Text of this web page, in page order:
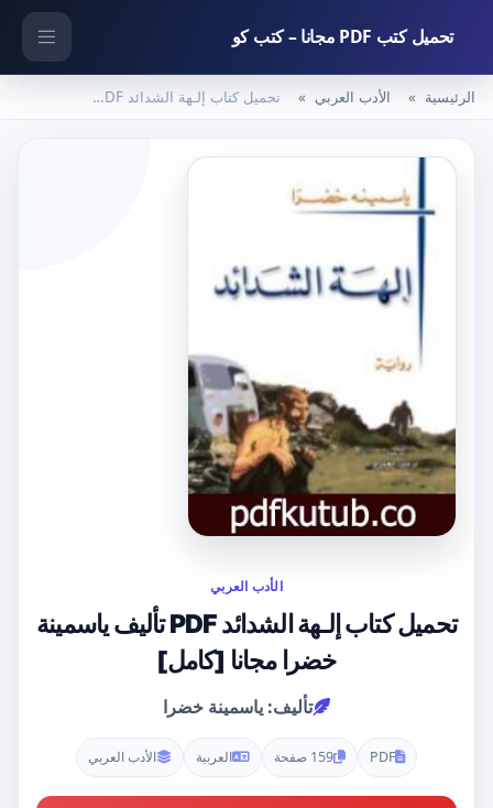
تحميل كتب PDF مجانا – كتب كو
الرئيسية الأدب العربي تحميل كتاب إلـهة الشدائد PDF تأليف ياسمينة خضرا مجانا [كامل]
الأدب العربي
تحميل كتاب إلـهة الشدائد PDF تأليف ياسمينة
خضرا مجانا [كامل]
تأليف: ياسمينة خضرا
PDF 159 صفحة العربية الأدب العربي